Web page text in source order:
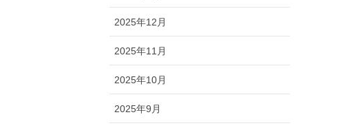
2025年12月
2025年11月
2025年10月
2025年9月